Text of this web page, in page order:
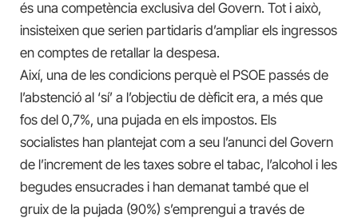
és una competència exclusiva del Govern. Tot i això,
insisteixen que serien partidaris d’ampliar els ingressos
en comptes de retallar la despesa.
Així, una de les condicions perquè el PSOE passés de
l’abstenció al ‘sí’ a l’objectiu de dèficit era, a més que
fos del 0,7%, una pujada en els impostos. Els
socialistes han plantejat com a seu l’anunci del Govern
de l’increment de les taxes sobre el tabac, l’alcohol i les
begudes ensucrades i han demanat també que el
gruix de la pujada (90%) s’emprengui a través de